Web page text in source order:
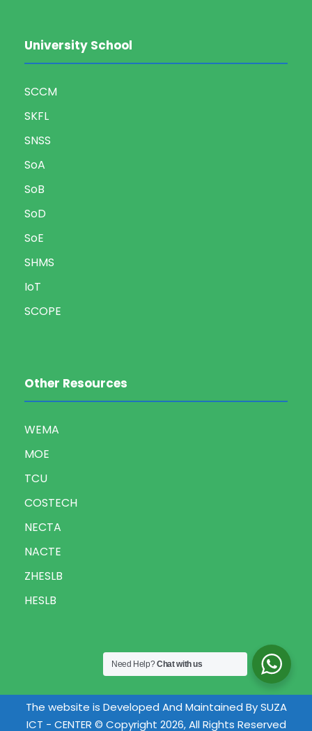
University School
SCCM
SKFL
SNSS
SoA
SoB
SoD
SoE
SHMS
IoT
SCOPE
Other Resources
WEMA
MOE
TCU
COSTECH
NECTA
NACTE
ZHESLB
HESLB
The website is Developed And Maintained By SUZA
ICT - CENTER © Copyright 2026, All Rights Reserved
Need Help?Chat with us